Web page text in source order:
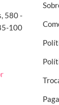
580 -
100